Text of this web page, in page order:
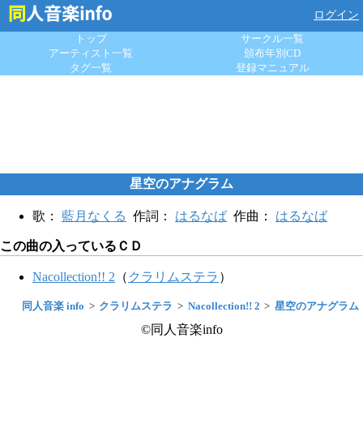
ログイン
トップ
サークル一覧
アーティスト一覧
頒布年別CD
タグ一覧
登録マニュアル
星空のアナグラム
歌： 藍月なくる 作詞： はるなば 作曲： はるなば
この曲の入っているＣＤ
Nacollection!! 2 （ クラリムステラ ）
同人音楽 info クラリムステラ Nacollection!! 2 星空のアナグラム
©同人音楽info